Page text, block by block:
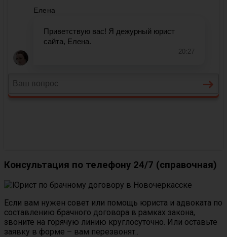
Консультация по телефону 24/7 (справочная)
Если вам нужен совет или помощь юриста и адвоката по
составлению брачного договора в рамках закона,
звоните на горячую линию круглосуточно. Или оставьте
заявку в форме – вам перезвонят..